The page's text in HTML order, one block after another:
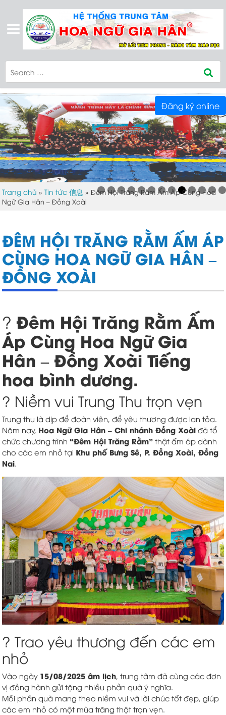
Trang chủ »Tin tức 信息 »Đêm Hội Trăng Rằm Ấm Áp Cùng Hoa
Ngữ Gia Hân – Đồng Xoài
ĐÊM HỘI TRĂNG RẰM ẤM ÁP
CÙNG HOA NGỮ GIA HÂN –
ĐỒNG XOÀI
? Đêm Hội Trăng Rằm Ấm
Áp Cùng Hoa Ngữ Gia
Hân – Đồng Xoài Tiếng
hoa bình dương.
? Niềm vui Trung Thu trọn vẹn
Trung thu là dịp để đoàn viên, để yêu thương được lan tỏa.
Năm nay, Hoa Ngữ Gia Hân – Chi nhánh Đồng Xoài đã tổ
chức chương trình “Đêm Hội Trăng Rằm” thật ấm áp dành
cho các em nhỏ tại Khu phố Bưng Sê, P. Đồng Xoài, Đồng
Nai.
? Trao yêu thương đến các em
nhỏ
Vào ngày 15/08/2025 âm lịch, trung tâm đã cùng các đơn
vị đồng hành gửi tặng nhiều phần quà ý nghĩa.
Mỗi phần quà mang theo niềm vui và lời chúc tốt đẹp, giúp
các em nhỏ có một mùa trăng thật trọn vẹn.
Đăng ký online